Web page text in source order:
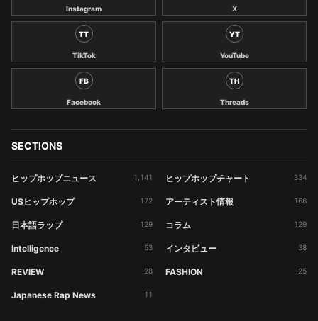
Instagram X
TT
TikTok
YT
YouTube
FB
Facebook
TH
Threads
SECTIONS
ヒップホップニュース 1,141 ヒップホップチャート 334
USヒップホップ 172 アーティスト情報 166
日本語ラップ 129 コラム 129
Intelligence 53 インタビュー 38
REVIEW 28 FASHION 25
Japanese Rap News 11